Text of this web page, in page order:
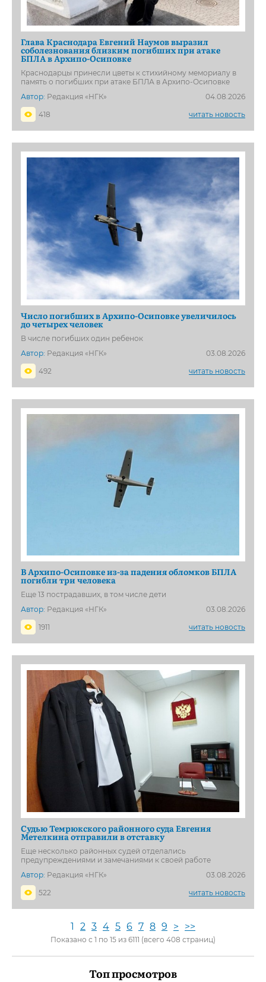
Глава Краснодара Евгений Наумов выразил
соболезнования близким погибших при атаке
БПЛА в Архипо-Осиповке
Краснодарцы принесли цветы к стихийному мемориалу в
память о погибших при атаке БПЛА в Архипо-Осиповке
Автор: Редакция «НГК»
04.08.2026
418
читать новость
Число погибших в Архипо-Осиповке увеличилось
до четырех человек
В числе погибших один ребенок
Автор: Редакция «НГК»
03.08.2026
492
читать новость
В Архипо-Осиповке из-за падения обломков БПЛА
погибли три человека
Еще 13 пострадавших, в том числе дети
Автор: Редакция «НГК»
03.08.2026
1911
читать новость
Судью Темрюкского районного суда Евгения
Метелкина отправили в отставку
Еще несколько районных судей отделались
предупреждениями и замечаниями к своей работе
Автор: Редакция «НГК»
03.08.2026
522
читать новость
1 2 3 4 5 6 7 8 9 > >>
Показано с 1 по 15 из 6111 (всего 408 страниц)
Топ просмотров